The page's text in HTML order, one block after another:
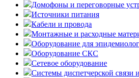
Домофоны и переговорные
Источники питания
Кабели и провода
Монтажные и расходные
Оборудование для
Оборудование СКС
Сетевое оборудование
Системы диспетчерской связи